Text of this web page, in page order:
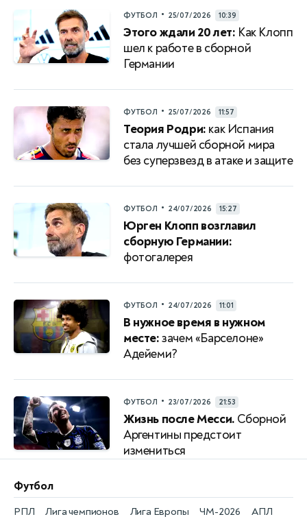
ФУТБОЛ • 25/07/2026 10:39
Этого ждали 20 лет: Как Клопп
шел к работе в сборной
Германии
ФУТБОЛ • 25/07/2026 11:57
Теория Родри: как Испания
стала лучшей сборной мира
без суперзвезд в атаке и защите
ФУТБОЛ • 24/07/2026 15:27
Юрген Клопп возглавил
сборную Германии:
фотогалерея
ФУТБОЛ • 24/07/2026 11:01
В нужное время в нужном
месте:зачем «Барселоне»
Адейеми?
ФУТБОЛ • 23/07/2026 21:53
Жизнь после Месси. Сборной
Аргентины предстоит
измениться
Футбол
РПЛ Лига чемпионов Лига Европы ЧМ-2026 АПЛ